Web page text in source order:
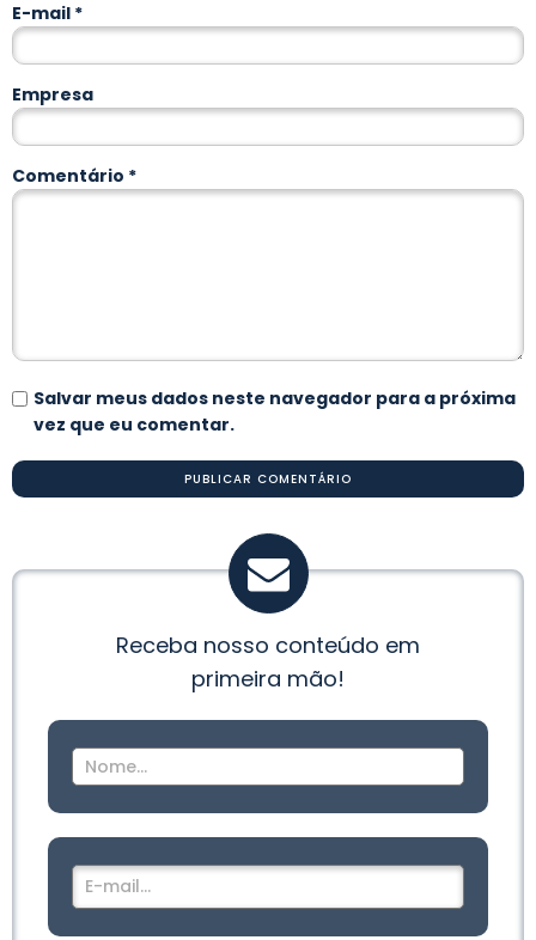
Comentário *
E-mail *
Empresa
Salvar meus dados neste navegador para a próxima
vez que eu comentar.
Receba nosso conteúdo em
primeira mão!